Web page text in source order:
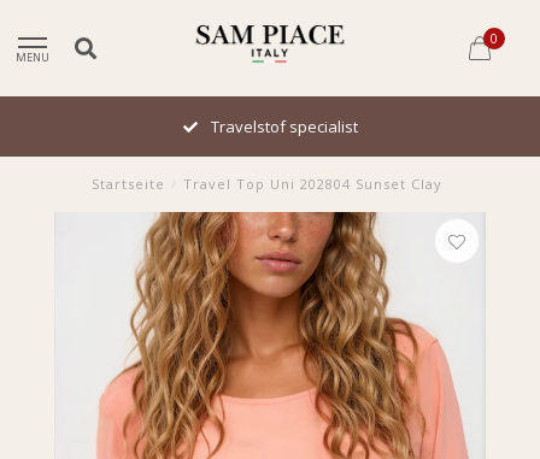
MENU
0
Travelstof specialist
Startseite Travel Top Uni 202804 Sunset Clay